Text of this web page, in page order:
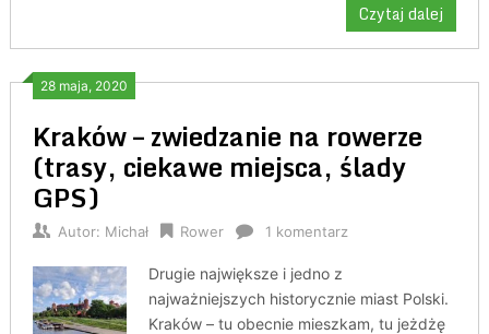
Czytaj dalej
28 maja, 2020
Kraków – zwiedzanie na rowerze
(trasy, ciekawe miejsca, ślady
GPS)
Autor: Michał Rower 1 komentarz
Drugie największe i jedno z
najważniejszych historycznie miast Polski.
Kraków – tu obecnie mieszkam, tu jeżdżę